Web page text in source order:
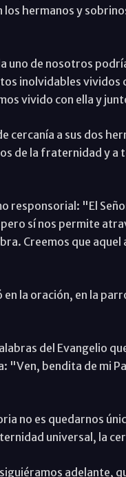
hermanos y
uno de nosotros
inolvidables vividos
vivido con ella y
cercanía a sus dos
de la fraternidad y
responsorial: "El
sí nos permite
Creemos que
en la oración, en la
del Evangelio
"Ven, bendita de mi
no es quedarnos
universal, la
adelante,